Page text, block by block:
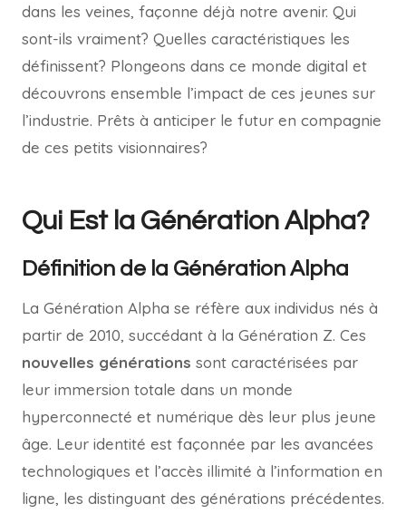
dans les veines, façonne déjà notre avenir. Qui
sont-ils vraiment? Quelles caractéristiques les
définissent? Plongeons dans ce monde digital et
découvrons ensemble l’impact de ces jeunes sur
l’industrie. Prêts à anticiper le futur en compagnie
de ces petits visionnaires?
Qui Est la Génération Alpha?
Définition de la Génération Alpha
La Génération Alpha se réfère aux individus nés à
partir de 2010, succédant à la Génération Z. Ces
nouvelles générations sont caractérisées par
leur immersion totale dans un monde
hyperconnecté et numérique dès leur plus jeune
âge. Leur identité est façonnée par les avancées
technologiques et l’accès illimité à l’information en
ligne, les distinguant des générations précédentes.